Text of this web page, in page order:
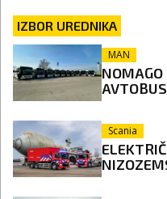
IZBOR UREDNIKA
MAN
NOMAGO
Scania